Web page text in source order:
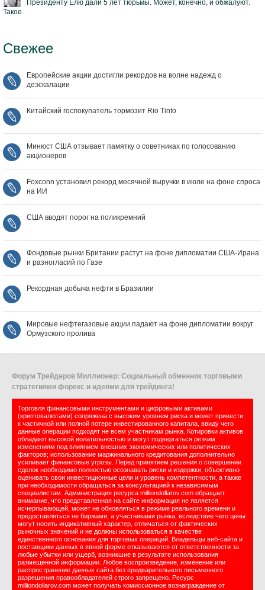
Президенту Ёлю дали 5 лет тюрьмы. Может, конечно, и обжалуют.
Такое.
Свежее
Европейские акции достигли рекордов на волне надежд о
деэскалации
Китайский госпокупатель тормозит Rio Tinto
Минюст США отзывает памятку о советниках по голосованию
акционеров
Foxconn установил рекорд месячной выручки в июле на фоне спроса
на ИИ
США вводят порог на поликремний
Фондовые рынки Британии растут на фоне дипломатии США‑Ирана
и разногласий по Газе
Рекордная добыча нефти в Бразилии
Мировые нефтегазовые акции падают на фоне дипломатии вокруг
Ормузского пролива
Форум Трейдеров Миллионер: Социальный обменник торговыми
стратегиями форекс и идеями для трейдинга!
Торговля финансовыми инструментами и цифровыми активами
(криптовалютами) сопряжена с высоким уровнем риска и может привести
к частичной или полной потере инвестированного капитала, ввиду чего
данные операции подходят не всем участникам рынка. Котировки активов
обладают высокой волатильностью и могут подвергаться резким
изменениям под влиянием внешних экономических или политических
факторов; использование маржинального кредитования дополнительно
усиливает финансовые угрозы. Перед принятием решения о совершении
сделок необходимо полностью осознавать риски и издержки, объективно
оценивать свои инвестиционные цели и уровень компетентности, а также
при необходимости обращаться за консультацией к независимым
специалистам. Администрация ресурса milliondollarov.com обращает
внимание, что представленная на сайте информация не является
исчерпывающей, может не обновляться в режиме реального времени и
предоставляться не биржами, а участниками рынка, вследствие чего цены
могут носить индикативный характер, отличаться от фактических
рыночных значений и не должны использоваться в качестве
единственного основания для торговых операций. Владельцы веб-сайта и
поставщики данных в явной форме отказываются от ответственности за
любые убытки или ущерб, возникшие в результате использования
размещенной информации. Любое воспроизведение, изменение или
распространение данных сайта без предварительного письменного
разрешения правообладателей строго запрещено. Ресурс
milliondollarov.com может получать комиссионное вознаграждение от